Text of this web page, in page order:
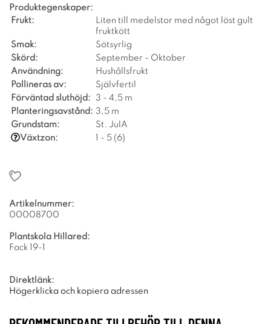
Produktegenskaper:
Frukt:
Liten till medelstor med något löst gult
fruktkött
Smak:
Sötsyrlig
Skörd:
September - Oktober
Användning:
Hushållsfrukt
Pollineras av:
Självfertil
Förväntad sluthöjd:
3 - 4,5 m
Planteringsavstånd: 3,5 m
Grundstam:
St. JulA
Växtzon:
1 - 5 (6)
Artikelnummer:
00008700
Plantskola Hillared:
Fack 19-1
Direktlänk:
Högerklicka och kopiera adressen